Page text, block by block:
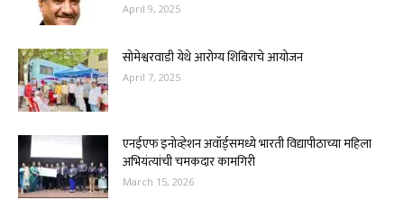
April 9, 2025
सोमेश्वरवाडी येथे आरोग्य शिबिराचे आयोजन
April 7, 2025
एनईएफ इनोव्हेशन अवॉर्ड्समध्ये भारती विद्यापीठाच्या महिला
अभियंत्यांची चमकदार कामगिरी
March 15, 2026